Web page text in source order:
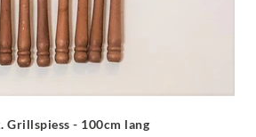
Grillspiess - 100cm lang